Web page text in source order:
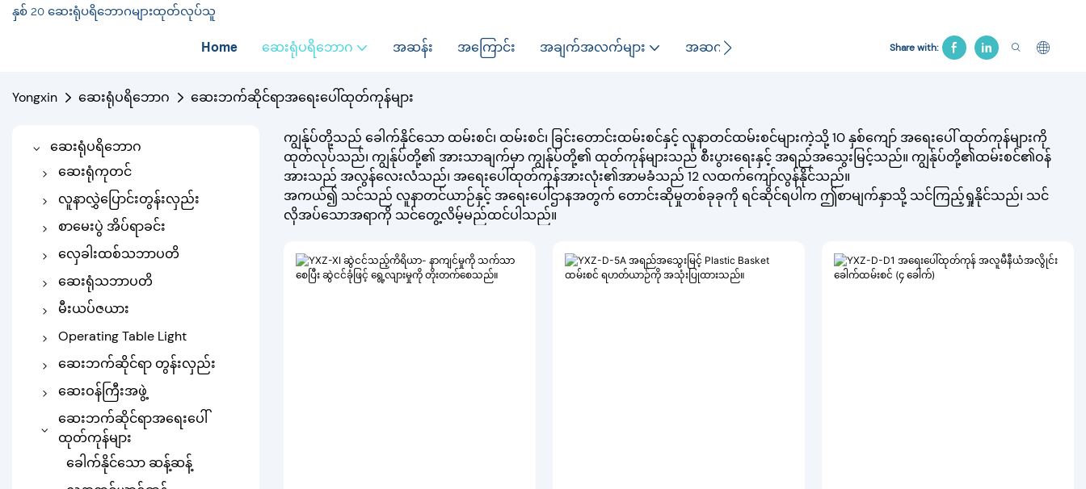
နှစ် 20 ဆေးရုံပရိဘောဂများထုတ်လုပ်သူ
Home ဆေးရုံပရိဘောဂ အဆန်း အကြောင်း အချက်အလက်များ အဆက်အသွယ် ဆေးရုံသဘာပတိ Traction
Share with:
Yongxin ဆေးရုံပရိဘောဂ ဆေးဘက်ဆိုင်ရာအရေးပေါ်ထုတ်ကုန်များ
ဆေးရုံပရိဘောဂ
ဆေးရုံကုတင်
လျှပ်စစ်ဆေးရုံကုတင်
Manual ဆေးရုံကုတင်
ကလေးဆေးရုံကုတင်
ကလေးအထူးကုဆေးရုံကု
တင်
Traction Bed
Home Care Bed
လူနာလွှဲပြောင်းတွန်းလှည်း
trolley လွှဲပြောင်း
ထမ်းစင်တွန်းလှည်း
စာမေးပွဲ အိပ်ရာခင်း
ဆေးဘက်ဆိုင်ရာအိပ်ရာ
လျှပ်စစ်စာမေးပွဲ အိပ်ရာ
လှေခါးထစ်သဘာပတိ
Manual Stair Chair
လျှပ်စစ်လှေခါးထစ်
ဆေးရုံသဘာပတိ
ပြုတ်ရည်သဘာပတိ
Dialysis သဘာပတိ
ဆေးရုံ Recliner Chair
ဆေးရုံ ဥက္ကဌ စောင့်နေသည်
မီးယပ်ဇယား
Delivery Bed
မီးယပ်စစ်ဆေးမှုဇယား
Operating Table Light
စစ်ဆင်ရေးဇယား
ခွဲစိတ်ခန်းအလင်း
ဆေးဘက်ဆိုင်ရာ တွန်းလှည်း
ဆေးရုံ Stainless Steel
တွန်းလှည်း
Abs ဆေးဘက်ဆိုင်ရာ
တွန်းလှည်း
အရေးပေါ် Trolley
ဆေးဝန်ကြီးအဖွဲ့
အိပ်ရာဘေးက ဗီရို
ဆေးသေတ္တာ
ဆေးဘက်ဆိုင်ရာအရေးပေါ်
ထုတ်ကုန်များ
ခေါက်နိုင်သော ဆန့်ဆန့်
ကျွန်ုပ်တို့သည် ခေါက်နိုင်သော ထမ်းစင်၊ ထမ်းစင်၊ ခြင်းတောင်းထမ်းစင်နှင့် လူနာတင်ထမ်းစင်များကဲ့သို့ 10 နှစ်ကျော် အရေးပေါ် ထုတ်ကုန်များကို
ထုတ်လုပ်သည်၊ ကျွန်ုပ်တို့၏ အားသာချက်မှာ ကျွန်ုပ်တို့၏ ထုတ်ကုန်များသည် စီးပွားရေးနှင့် အရည်အသွေးမြင့်သည်။ ကျွန်ုပ်တို့၏ထမ်းစင်၏ဝန်
အားသည် အလွန်လေးလံသည်၊ အရေးပေါ်ထုတ်ကုန်အားလုံး၏အာမခံသည် 12 လထက်ကျော်လွန်နိုင်သည်။
အကယ်၍ သင်သည် လူနာတင်ယာဉ်နှင့် အရေးပေါ်ဌာနအတွက် တောင်းဆိုမှုတစ်ခုခုကို ရင်ဆိုင်ရပါက ဤစာမျက်နှာသို့ သင်ကြည့်ရှုနိုင်သည်၊ သင်
လိုအပ်သောအရာကို သင်တွေ့လိမ့်မည်ထင်ပါသည်။